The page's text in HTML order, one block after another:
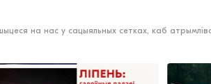
на нас у сацыяльных сетках, каб